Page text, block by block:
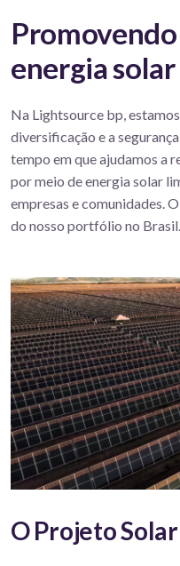
energia
Na Lightsource bp,
diversificação e a
tempo em que ajudamos a
por meio de energia solar
empresas e comunidades.
do nosso portfólio no Brasil.
O Projeto